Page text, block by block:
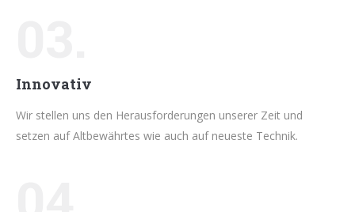
Innovativ
Wir stellen uns den Herausforderungen unserer Zeit und
setzen auf Altbewährtes wie auch auf neueste Technik.